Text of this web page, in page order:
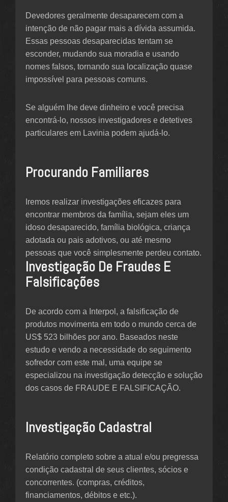
Devedores geralmente desaparecem com a
intenção de não pagar mais a dívida assumida.
Essas pessoas desaparecidas tentam se
esconder, mudando sua moradia e usando
nomes falsos, tornando sua localização quase
impossível para pessoas comuns.
Se alguém lhe deve dinheiro e você precisa
encontrá-lo, nossos investigadores e detetives
particulares em Lavinia podem ajudá-lo.
Procurando Familiares
Iremos realizar investigações eficazes para
encontrar membros da família, sejam eles um
idoso desaparecido, família biológica, criança
adotada ou pais adotivos, ou até mesmo
pessoas que você simplesmente perdeu contato.
Investigação De Fraudes E
Falsificações
De acordo com a Interpol, a falsificação de
produtos movimenta em todo o mundo cerca de
US$ 523 bilhões por ano. Baseados neste
estudo e vendo a necessidade do seguimento
sofredor com este mal, uma equipe se
especializou na investigação detecção e solução
dos casos de FRAUDE E FALSIFICAÇÃO.
Investigação Cadastral
Relatório completo sobre a atual e/ou pregressa
condição cadastral de seus clientes, sócios e
concorrentes. (compras, créditos,
financiamentos, débitos e etc.).